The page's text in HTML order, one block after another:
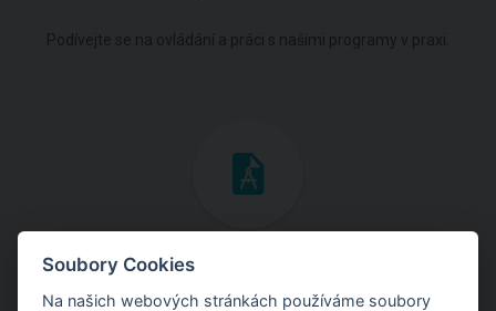
Inženýrské manuály
Soubory Cookies
Na našich webových stránkách používáme soubory